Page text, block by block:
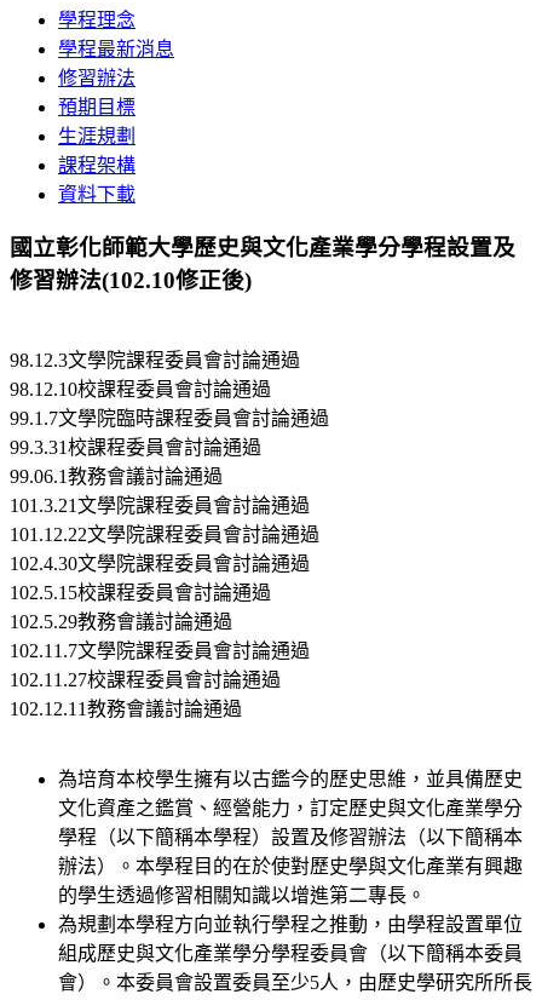
學程理念
學程最新消息
修習辦法
預期目標
生涯規劃
課程架構
資料下載
國立彰化師範大學歷史與文化產業學分學程設置及
修習辦法(102.10修正後)
98.12.3文學院課程委員會討論通過
98.12.10校課程委員會討論通過
99.1.7文學院臨時課程委員會討論通過
99.3.31校課程委員會討論通過
99.06.1教務會議討論通過
101.3.21文學院課程委員會討論通過
101.12.22文學院課程委員會討論通過
102.4.30文學院課程委員會討論通過
102.5.15校課程委員會討論通過
102.5.29教務會議討論通過
102.11.7文學院課程委員會討論通過
102.11.27校課程委員會討論通過
102.12.11教務會議討論通過
為培育本校學生擁有以古鑑今的歷史思維，並具備歷史
文化資產之鑑賞、經營能力，訂定歷史與文化產業學分
學程（以下簡稱本學程）設置及修習辦法（以下簡稱本
辦法）。本學程目的在於使對歷史學與文化產業有興趣
的學生透過修習相關知識以增進第二專長。
為規劃本學程方向並執行學程之推動，由學程設置單位
組成歷史與文化產業學分學程委員會（以下簡稱本委員
會）。本委員會設置委員至少5人，由歷史學研究所所長